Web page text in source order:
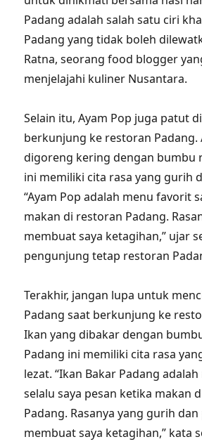
Padang adalah salah satu ciri
Padang yang tidak boleh
Ratna, seorang food blogger
menjelajahi kuliner Nusantara.
Selain itu, Ayam Pop juga patut
berkunjung ke restoran Padang.
digoreng kering dengan bumbu
ini memiliki cita rasa yang gurih
“Ayam Pop adalah menu favorit
makan di restoran Padang.
membuat saya ketagihan,” ujar
pengunjung tetap restoran
Terakhir, jangan lupa untuk
Padang saat berkunjung ke
Ikan yang dibakar dengan
Padang ini memiliki cita rasa
lezat. “Ikan Bakar Padang
selalu saya pesan ketika makan
Padang. Rasanya yang gurih
membuat saya ketagihan,” kata